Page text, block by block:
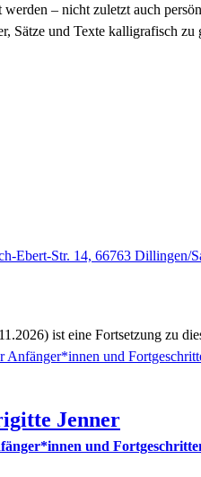
– nicht zuletzt auch
Sätze und Texte kalligrafisch zu
Ebert-Str. 14, 66763 Dillingen/
ist eine Fortsetzung zu
Anfänger*innen und
Jenner
und